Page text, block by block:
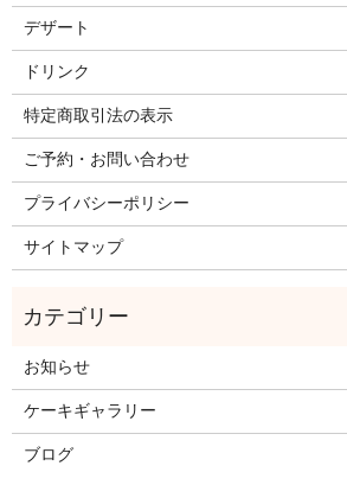
デザート
ドリンク
特定商取引法の表示
ご予約・お問い合わせ
プライバシーポリシー
サイトマップ
お知らせ
ケーキギャラリー
ブログ